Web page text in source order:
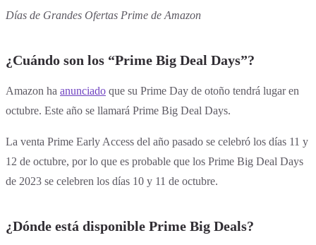
Días de Grandes Ofertas Prime de Amazon
¿Cuándo son los “Prime Big Deal Days”?
Amazon ha anunciado que su Prime Day de otoño tendrá lugar en
octubre. Este año se llamará Prime Big Deal Days.
La venta Prime Early Access del año pasado se celebró los días 11 y
12 de octubre, por lo que es probable que los Prime Big Deal Days
de 2023 se celebren los días 10 y 11 de octubre.
¿Dónde está disponible Prime Big Deals?